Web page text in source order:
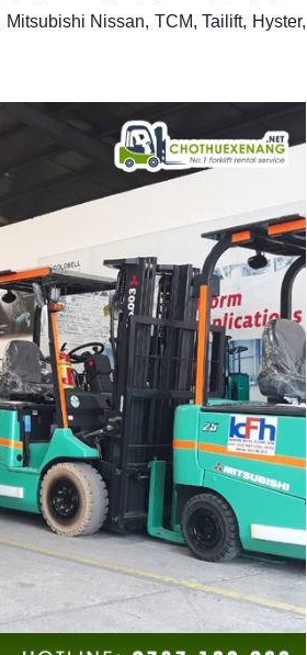
Mitsubishi Nissan, TCM, Tailift, Hyster,